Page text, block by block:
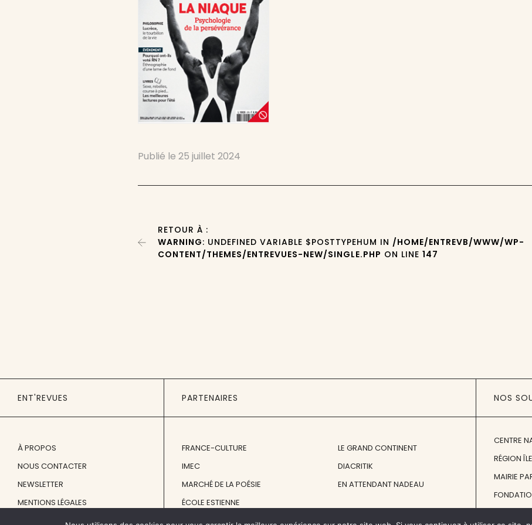
Publié le25 juillet 2024
RETOUR À :
WARNING: UNDEFINED VARIABLE $POSTTYPEHUM IN /HOME/ENTREVB/WWW/WP-
CONTENT/THEMES/ENTREVUES-NEW/SINGLE.PHP ON LINE147
ENT'REVUES
À PROPOS
NOUS CONTACTER
NEWSLETTER
MENTIONS LÉGALES
PARTENAIRES
FRANCE-CULTURE
IMEC
MARCHÉ DE LA POÉSIE
ÉCOLE ESTIENNE
LE GRAND CONTINENT
DIACRITIK
EN ATTENDANT NADEAU
NOS
CENTRE
RÉGION
MAIRIE